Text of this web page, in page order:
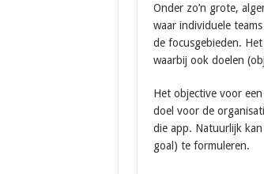
Onder zo’n grote,
waar individuele
de focusgebieden.
waarbij ook doelen
Het objective voor
doel voor de
die app. Natuurlijk
goal) te formuleren.